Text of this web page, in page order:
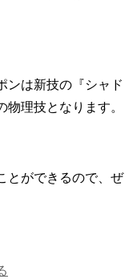
ンは新技の『シャド
理技となります。
とができるので、ぜ